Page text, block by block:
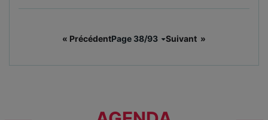
« PrécédentPage 38/93 Suivant »